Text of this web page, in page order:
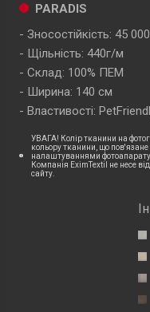
PARADIS
Зносостійкість: 45 000
Щільність: 440г/м
Склад: 100% ПЕМ
Ширина: 140 см
Властивості:
УВАГА! Колір тканини на
кольору тканини, що
налаштуваннями
Компанія EximTextil не несе
сайту.